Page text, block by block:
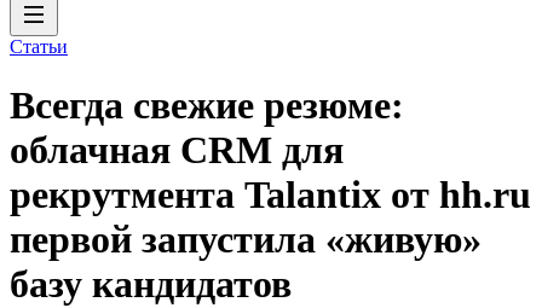
Статьи
Всегда свежие резюме:
облачная CRM для
рекрутмента Talantix от hh.ru
первой запустила «живую»
базу кандидатов